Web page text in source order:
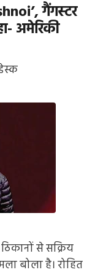
गैंगस्टर
अमेरिकी
से सक्रिय
बोला है। रोहित